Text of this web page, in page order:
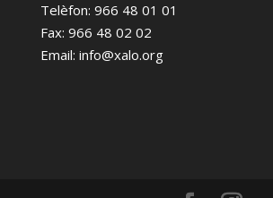
Telèfon: 966 48 01 01
Fax: 966 48 02 02
Email: info@xalo.org